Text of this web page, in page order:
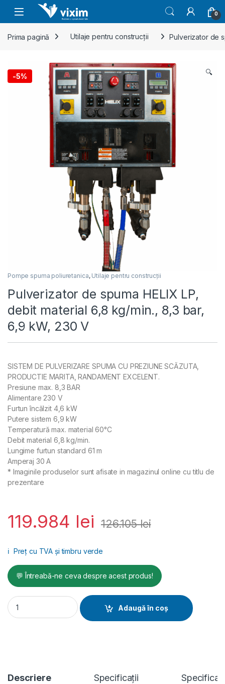
Skip to navigation
Skip to content
0
Prima pagină Utilaje pentru construcții Pulverizator de
-5% 🔍
Pompe spuma poliuretanica, Utilaje pentru construcții
Pulverizator de spuma HELIX LP,
debit material 6,8 kg/min., 8,3 bar,
6,9 kW, 230 V
SISTEM DE PULVERIZARE SPUMA CU PREZIUNE SCĂZUTA,
PRODUCTIE MARITA, RANDAMENT EXCELENT.
Presiune max. 8,3 BAR
Alimentare 230 V
Furtun încălzit 4,6 kW
Putere sistem 6,9 kW
Temperatură max. material 60°C
Debit material 6,8 kg/min.
Lungime furtun standard 61 m
Amperaj 30 A
* Imaginile produselor sunt afisate in magazinul online cu titlu de
prezentare
119.984 lei 126.105lei
ℹ️ Preț cu TVA și timbru verde
💬 Întreabă-ne ceva despre acest produs!
Pulverizator de spuma HELIX LP, debit material 6,8 kg/min.,
Adaugă în coș
Descriere Specificații